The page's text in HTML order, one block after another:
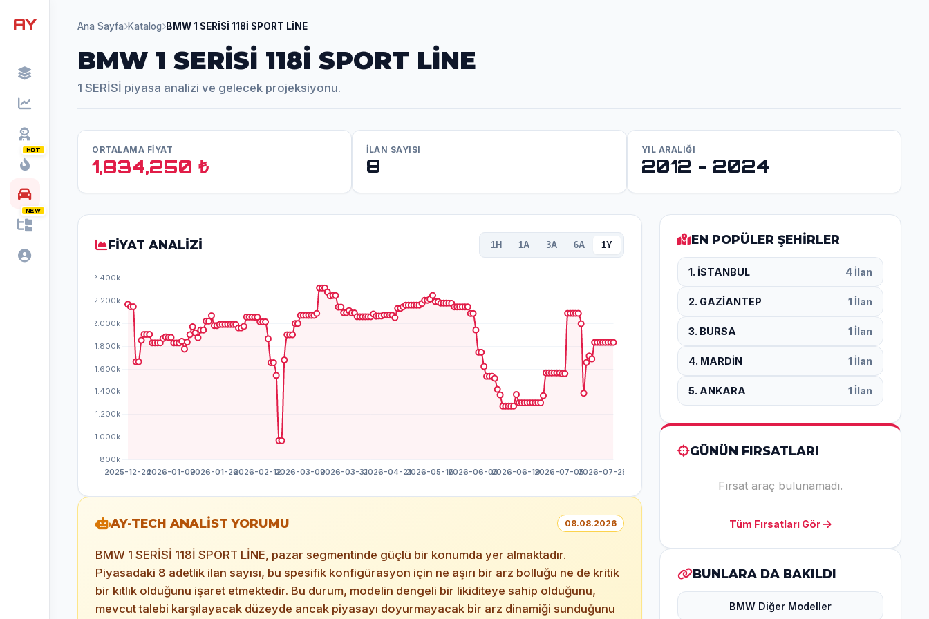
AY
HOT
NEW
Ana Sayfa Katalog BMW 1 SERİSİ 118İ SPORT LİNE
BMW 1 SERİSİ 118İ SPORT LİNE
1 SERİSİ piyasa analizi ve gelecek projeksiyonu.
ORTALAMA FİYAT
1,834,250 ₺
İLAN SAYISI
8
YIL ARALIĞI
2012 - 2024
FİYAT ANALİZİ 1H 1A 3A 6A 1Y
AY-TECH ANALİST YORUMU 08.08.2026
BMW 1 SERİSİ 118İ SPORT LİNE, pazar segmentinde güçlü bir konumda yer almaktadır.
Piyasadaki 8 adetlik ilan sayısı, bu spesifik konfigürasyon için ne aşırı bir arz bolluğu ne de kritik
bir kıtlık olduğunu işaret etmektedir. Bu durum, modelin dengeli bir likiditeye sahip olduğunu,
mevcut talebi karşılayacak düzeyde ancak piyasayı doyurmayacak bir arz dinamiği sunduğunu
EN POPÜLER ŞEHİRLER
1. İSTANBUL 4 İlan
2. GAZİANTEP 1 İlan
3. BURSA 1 İlan
4. MARDİN 1 İlan
5. ANKARA 1 İlan
GÜNÜN FIRSATLARI
Fırsat araç bulunamadı.
Tüm Fırsatları Gör
BUNLARA DA BAKILDI
BMW Diğer Modeller